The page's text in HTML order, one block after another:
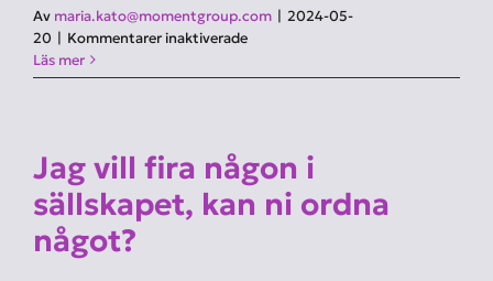
Av maria.kato@momentgroup.com | 2024-05-
20 | Kommentarer inaktiveradeför
jag
under
kvällen?
Läs mer
Jag vill fira någon i
sällskapet, kan ni ordna
något?